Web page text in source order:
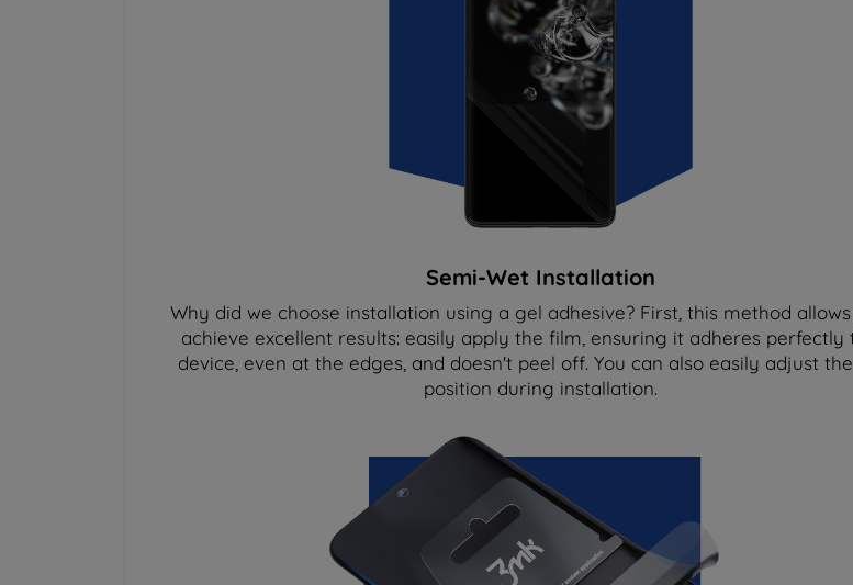
Semi-Wet Installation
Why did we choose installation using a gel adhesive? First, this method
achieve excellent results: easily apply the film, ensuring it adheres perfectly
device, even at the edges, and doesn't peel off. You can also easily adjust
position during installation.